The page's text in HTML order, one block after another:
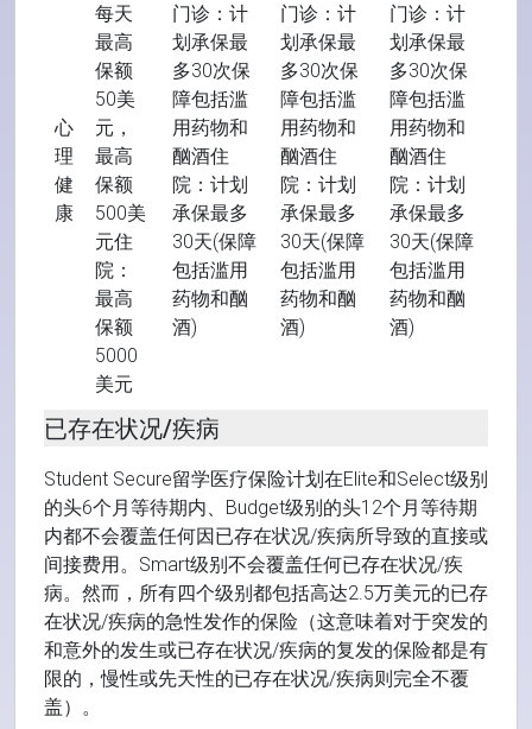
心
理
健
康
每天
最高
保额
50美
元，
最高
保额
500美
元住
院：
最高
保额
5000
美元
门诊：计
划承保最
多30次保
障包括滥
用药物和
酗酒住
院：计划
承保最多
30天(保障
包括滥用
药物和酗
酒)
门诊：计
划承保最
多30次保
障包括滥
用药物和
酗酒住
院：计划
承保最多
30天(保障
包括滥用
药物和酗
酒)
门诊：计
划承保最
多30次保
障包括滥
用药物和
酗酒住
院：计划
承保最多
30天(保障
包括滥用
药物和酗
酒)
已存在状况/疾病
Student Secure留学医疗保险计划在Elite和Select级别
的头6个月等待期内、Budget级别的头12个月等待期
内都不会覆盖任何因已存在状况/疾病所导致的直接或
间接费用。Smart级别不会覆盖任何已存在状况/疾
病。然而，所有四个级别都包括高达2.5万美元的已存
在状况/疾病的急性发作的保险（这意味着对于突发的
和意外的发生或已存在状况/疾病的复发的保险都是有
限的，慢性或先天性的已存在状况/疾病则完全不覆
盖）。